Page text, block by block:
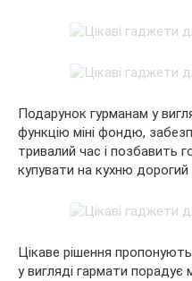
Подарунок гурманам у
функцію міні фондю,
тривалий час і позбавить
купувати на кухню дорогий
Цікаве рішення
у вигляді гармати порадує